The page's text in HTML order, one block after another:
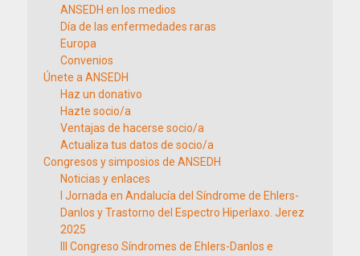
ANSEDH en los medios
Día de las enfermedades raras
Europa
Convenios
Únete a ANSEDH
Haz un donativo
Hazte socio/a
Ventajas de hacerse socio/a
Actualiza tus datos de socio/a
Congresos y simposios de ANSEDH
Noticias y enlaces
I Jornada en Andalucía del Síndrome de Ehlers-
Danlos y Trastorno del Espectro Hiperlaxo. Jerez
2025
III Congreso Síndromes de Ehlers-Danlos e